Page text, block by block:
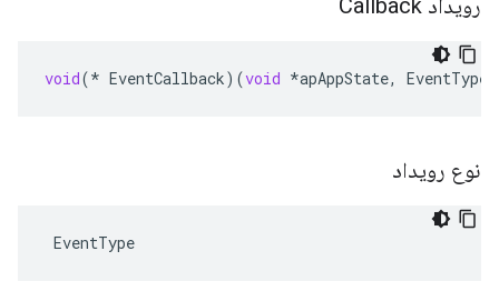
رویداد Callback
void(* EventCallback)(void *apAppState, EventType
نوع رویداد
EventType